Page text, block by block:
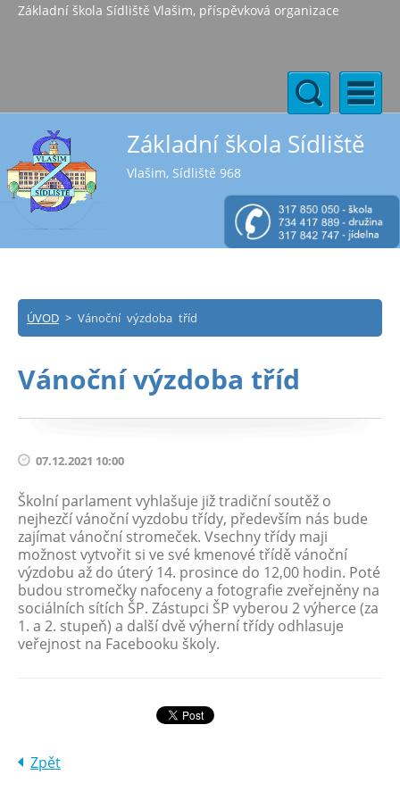
Základní škola Sídliště Vlašim, příspěvková organizace
Základní škola Sídliště
Vlašim, Sídliště 968
ÚVOD > Vánoční výzdoba tříd
Vánoční výzdoba tříd
07.12.2021 10:00
Školní parlament vyhlašuje již tradiční soutěž o
nejhezčí vánoční vyzdobu třídy, především nás bude
zajímat vánoční stromeček. Vsechny třídy maji
možnost vytvořit si ve své kmenové třídě vánoční
výzdobu až do úterý 14. prosince do 12,00 hodin. Poté
budou stromečky nafoceny a fotografie zveřejněny na
sociálních sítích ŠP. Zástupci ŠP vyberou 2 výherce (za
1. a 2. stupeň) a další dvě výherní třídy odhlasuje
veřejnost na Facebooku školy.
Zpět